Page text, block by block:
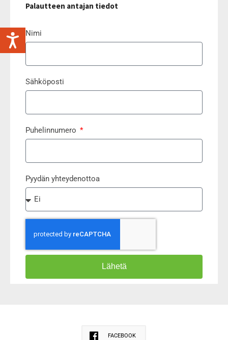
Palautteen antajan tiedot
Nimi
Sähköposti
Puhelinnumero
Pyydän yhteydenottoa
Lähetä
FACEBOOK